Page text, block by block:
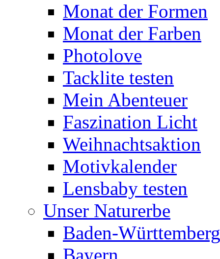
Monat der Formen
Monat der Farben
Photolove
Tacklite testen
Mein Abenteuer
Faszination Licht
Weihnachtsaktion
Motivkalender
Lensbaby testen
Unser Naturerbe
Baden-Württemberg